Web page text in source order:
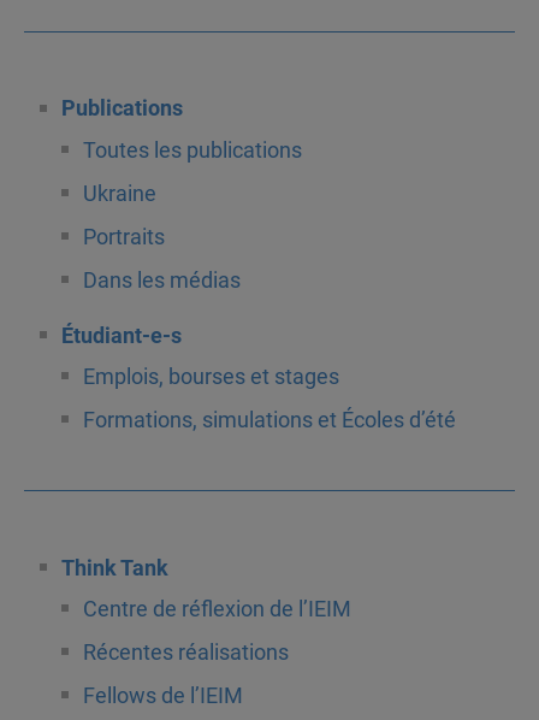
Publications
Toutes les publications
Ukraine
Portraits
Dans les médias
Étudiant-e-s
Emplois, bourses et stages
Formations, simulations et Écoles d’été
Think Tank
Centre de réflexion de l’IEIM
Récentes réalisations
Fellows de l’IEIM